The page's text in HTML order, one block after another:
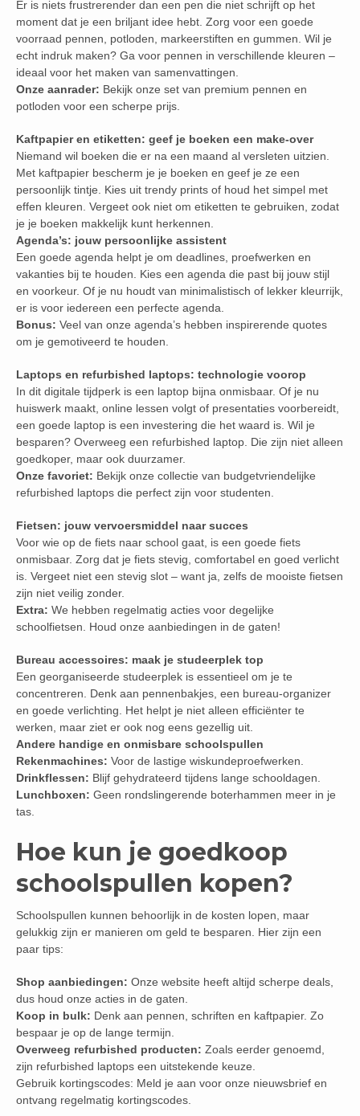
Er is niets frustrerender dan een pen die niet schrijft op het
moment dat je een briljant idee hebt. Zorg voor een goede
voorraad pennen, potloden, markeerstiften en gummen. Wil je
echt indruk maken? Ga voor pennen in verschillende kleuren –
ideaal voor het maken van samenvattingen.
Onze aanrader: Bekijk onze set van premium pennen en
potloden voor een scherpe prijs.
Kaftpapier en etiketten: geef je boeken een make-over
Niemand wil boeken die er na een maand al versleten uitzien.
Met kaftpapier bescherm je je boeken en geef je ze een
persoonlijk tintje. Kies uit trendy prints of houd het simpel met
effen kleuren. Vergeet ook niet om etiketten te gebruiken, zodat
je je boeken makkelijk kunt herkennen.
Agenda’s: jouw persoonlijke assistent
Een goede agenda helpt je om deadlines, proefwerken en
vakanties bij te houden. Kies een agenda die past bij jouw stijl
en voorkeur. Of je nu houdt van minimalistisch of lekker kleurrijk,
er is voor iedereen een perfecte agenda.
Bonus: Veel van onze agenda’s hebben inspirerende quotes
om je gemotiveerd te houden.
Laptops en refurbished laptops: technologie voorop
In dit digitale tijdperk is een laptop bijna onmisbaar. Of je nu
huiswerk maakt, online lessen volgt of presentaties voorbereidt,
een goede laptop is een investering die het waard is. Wil je
besparen? Overweeg een refurbished laptop. Die zijn niet alleen
goedkoper, maar ook duurzamer.
Onze favoriet: Bekijk onze collectie van budgetvriendelijke
refurbished laptops die perfect zijn voor studenten.
Fietsen: jouw vervoersmiddel naar succes
Voor wie op de fiets naar school gaat, is een goede fiets
onmisbaar. Zorg dat je fiets stevig, comfortabel en goed verlicht
is. Vergeet niet een stevig slot – want ja, zelfs de mooiste fietsen
zijn niet veilig zonder.
Extra: We hebben regelmatig acties voor degelijke
schoolfietsen. Houd onze aanbiedingen in de gaten!
Bureau accessoires: maak je studeerplek top
Een georganiseerde studeerplek is essentieel om je te
concentreren. Denk aan pennenbakjes, een bureau-organizer
en goede verlichting. Het helpt je niet alleen efficiënter te
werken, maar ziet er ook nog eens gezellig uit.
Andere handige en onmisbare schoolspullen
Rekenmachines: Voor de lastige wiskundeproefwerken.
Drinkflessen: Blijf gehydrateerd tijdens lange schooldagen.
Lunchboxen: Geen rondslingerende boterhammen meer in je
tas.
Hoe kun je goedkoop
schoolspullen kopen?
Schoolspullen kunnen behoorlijk in de kosten lopen, maar
gelukkig zijn er manieren om geld te besparen. Hier zijn een
paar tips:
Shop aanbiedingen: Onze website heeft altijd scherpe deals,
dus houd onze acties in de gaten.
Koop in bulk: Denk aan pennen, schriften en kaftpapier. Zo
bespaar je op de lange termijn.
Overweeg refurbished producten: Zoals eerder genoemd,
zijn refurbished laptops een uitstekende keuze.
Gebruik kortingscodes: Meld je aan voor onze nieuwsbrief en
ontvang regelmatig kortingscodes.